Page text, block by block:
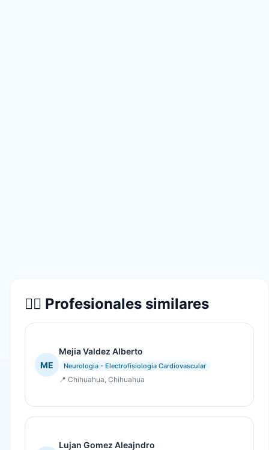
👨‍⚕️ Profesionales similares
ME
Mejia Valdez Alberto
Neurologia - Electrofisiologia Cardiovascular
📍 Chihuahua, Chihuahua
Lujan Gomez Aleajndro